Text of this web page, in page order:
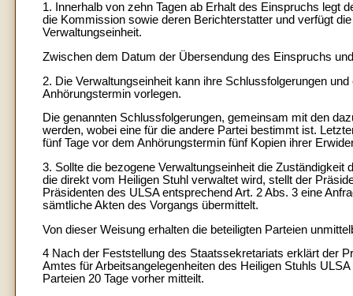
1. Innerhalb von zehn Tagen ab Erhalt des Einspruchs legt
die Kommission sowie deren Berichterstatter und verfügt
Verwaltungseinheit.
Zwischen dem Datum der Übersendung des Einspruchs
2. Die Verwaltungseinheit kann ihre Schlussfolgerungen
Anhörungstermin vorlegen.
Die genannten Schlussfolgerungen, gemeinsam mit den
werden, wobei eine für die andere Partei bestimmt ist.
fünf Tage vor dem Anhörungstermin fünf Kopien ihrer
3. Sollte die bezogene Verwaltungseinheit die
die direkt vom Heiligen Stuhl verwaltet wird, stellt der
Präsidenten des ULSA entsprechend Art. 2 Abs. 3 eine
sämtliche Akten des Vorgangs übermittelt.
Von dieser Weisung erhalten die beteiligten Parteien
4 Nach der Feststellung des Staatssekretariats erklärt der
Amtes für Arbeitsangelegenheiten des Heiligen Stuhls
Parteien 20 Tage vorher mitteilt.